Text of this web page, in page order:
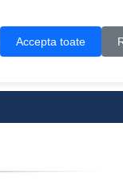
Accepta toate